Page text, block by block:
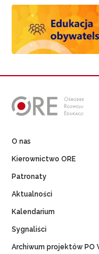
O nas
Kierownictwo ORE
Patronaty
Aktualności
Kalendarium
Sygnaliści
Archiwum projektów PO